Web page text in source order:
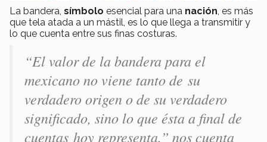
La bandera, símbolo esencial para una nación, es más
que tela atada a un mástil, es lo que llega a transmitir y
lo que cuenta entre sus finas costuras.
“El valor de la bandera para el
mexicano no viene tanto de su
verdadero origen o de su verdadero
significado, sino lo que ésta a final de
cuentas hoy representa.” nos cuenta